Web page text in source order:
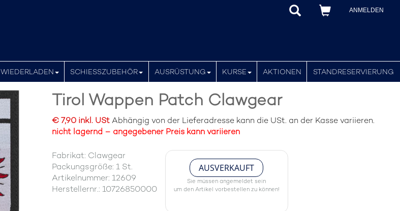
ANMELDEN
WIEDERLADEN SCHIESSZUBEHÖR AUSRÜSTUNG KURSE AKTIONEN STANDRESERVIERUNG
Tirol Wappen Patch Clawgear
€ 7,90 inkl. UStAbhängig von der Lieferadresse kann die USt. an der Kasse variieren.
nicht lagernd – angegebener Preis kann variieren
Fabrikat: Clawgear
Packungsgröße: 1 St.
Artikelnummer: 12609
Herstellernr.: 10726850000
AUSVERKAUFT
Sie müssen angemeldet sein
um den Artikel vorbestellen zu können!